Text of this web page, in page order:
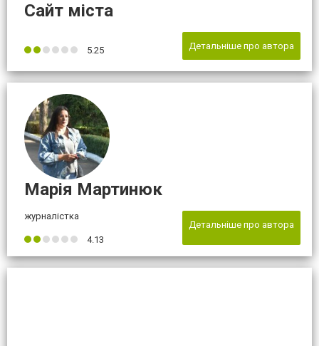
Сайт міста
5.25 Детальніше про автора
Марія Мартинюк
журналістка
4.13
Детальніше про автора